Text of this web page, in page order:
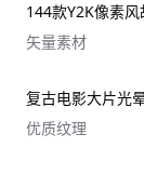
矢量素材
优质纹理